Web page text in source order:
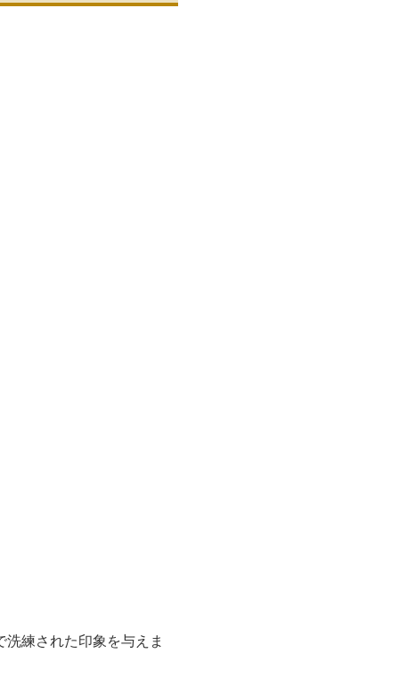
練された印象を与えま